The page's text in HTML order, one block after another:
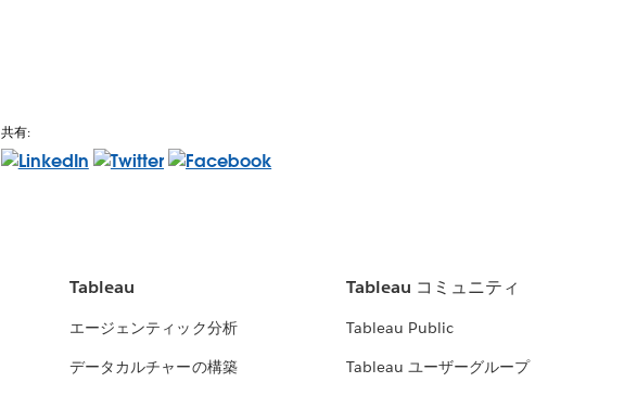
共有:
Tableau
エージェンティック分析
データカルチャーの構築
Tableau コミュニティ
Tableau Public
Tableau ユーザーグループ